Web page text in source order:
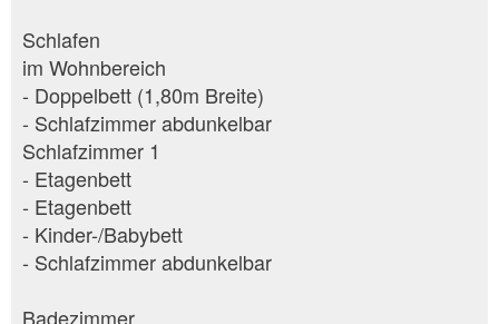
Schlafen
im Wohnbereich
- Doppelbett (1,80m Breite)
- Schlafzimmer abdunkelbar
Schlafzimmer 1
- Etagenbett
- Etagenbett
- Kinder-/Babybett
- Schlafzimmer abdunkelbar
Badezimmer